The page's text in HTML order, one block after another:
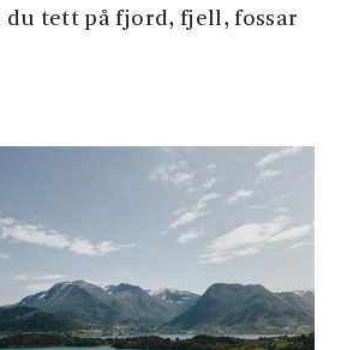
du tett på fjord, fjell, fossar